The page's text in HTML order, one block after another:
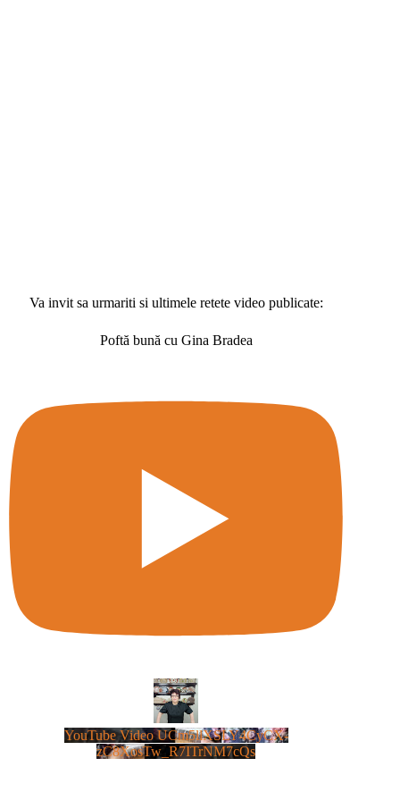
Va invit sa urmariti si ultimele retete video publicate:
Poftă bună cu Gina Bradea
YouTube Video UCm5llXSLY4CyCX-
zC8XosTw_R7ITrNM7cQs